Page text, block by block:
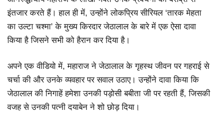
इंतजार करते हैं। हाल ही में, उन्होंने लोकप्रिय सीरियल ‘तारक मेहता
का उल्टा चश्मा’ के मुख्य किरदार जेठालाल के बारे में एक ऐसा दावा
किया है जिसने सभी को हैरान कर दिया है।
अपने एक वीडियो में, महाराज ने जेठालाल के गृहस्थ जीवन पर गहराई से
चर्चा की और उनके व्यवहार पर सवाल उठाए। उन्होंने दावा किया कि
जेठालाल की निगाहें हमेशा उनकी पड़ोसी बबीता जी पर रहती हैं, जिसकी
वजह से उनकी पत्नी दयाबेन ने शो छोड़ दिया।